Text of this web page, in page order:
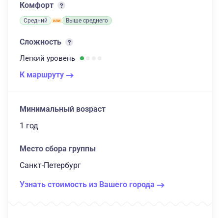
Комфорт
Средний Выше среднего
Сложность
Легкий уровень
К маршруту
Минимальный возраст
1 год
Место сбора группы
Санкт-Петербург
Узнать стоимость из Вашего города